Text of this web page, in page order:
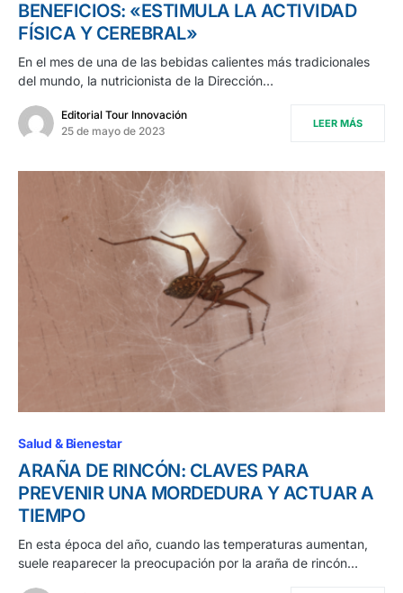
BENEFICIOS: «ESTIMULA LA ACTIVIDAD
FÍSICA Y CEREBRAL»
En el mes de una de las bebidas calientes más tradicionales
del mundo, la nutricionista de la Dirección…
Editorial Tour Innovación
25 de mayo de 2023
LEER MÁS
Salud & Bienestar
ARAÑA DE RINCÓN: CLAVES PARA
PREVENIR UNA MORDEDURA Y ACTUAR A
TIEMPO
En esta época del año, cuando las temperaturas aumentan,
suele reaparecer la preocupación por la araña de rincón…